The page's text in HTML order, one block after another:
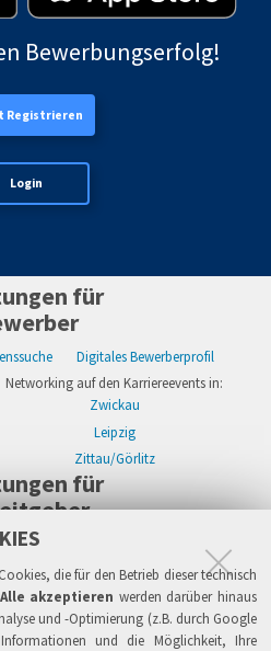
die für den Betrieb dieser technisch
Alle akzeptieren werden darüber hinaus
und -Optimierung (z.B. durch Google
und die Möglichkeit, Ihre
Bewerbungserfolg!
Registrieren
Login
für
Digitales Bewerberprofil
Networking auf den Karriereevents in:
Zwickau
Leipzig
Zittau/Görlitz
für
Firmenprofil
Live-Recruiting auf Karriereevents in:
Zwickau
Leipzig
Zittau/Görlitz